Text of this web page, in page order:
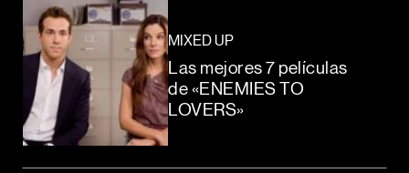
MIXED UP
Las mejores 7 películas
de «ENEMIES TO
LOVERS»